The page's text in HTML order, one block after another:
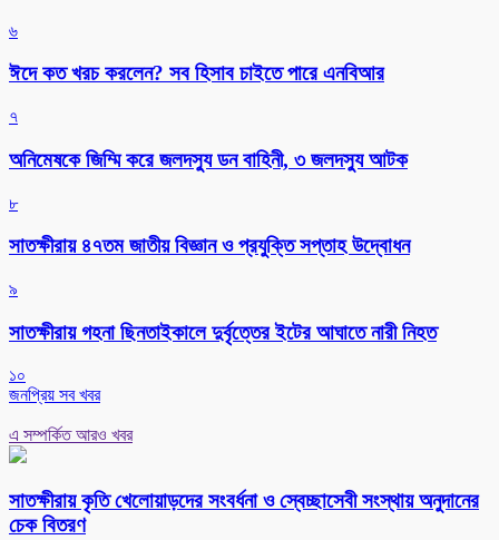
৬
ঈদে কত খরচ করলেন? সব হিসাব চাইতে পারে এনবিআর
৭
অনিমেষকে জিম্মি করে জলদস্যু ডন বাহিনী, ৩ জলদস্যু আটক
৮
সাতক্ষীরায় ৪৭তম জাতীয় বিজ্ঞান ও প্রযুক্তি সপ্তাহ উদ্বোধন
৯
সাতক্ষীরায় গহনা ছিনতাইকালে দুর্বৃত্তের ইটের আঘাতে নারী নিহত
১০
জনপ্রিয় সব খবর
এ সম্পর্কিত আরও খবর
সাতক্ষীরায় কৃতি খেলোয়াড়দের সংবর্ধনা ও স্বেচ্ছাসেবী সংস্থায় অনুদানের
চেক বিতরণ